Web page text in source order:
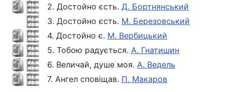
2. Достойно єсть. Д. Бортнянський
3. Достойно єсть. М. Березовський
4. Достойно є. М. Вербицький
5. Тобою радується. А. Гнатишин
6. Величай, душе моя. А. Ведель
7. Ангел сповіщав. П. Макаров